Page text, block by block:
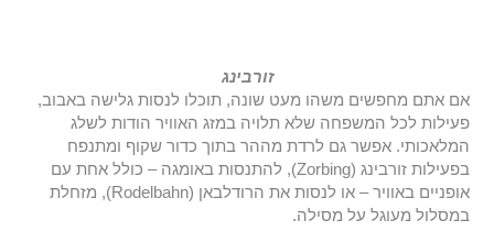
זורבינג
אם אתם מחפשים משהו מעט שונה, תוכלו לנסות גלישה באבוב,
פעילות לכל המשפחה שלא תלויה במזג האוויר הודות לשלג
המלאכותי. אפשר גם לרדת מההר בתוך כדור שקוף ומתנפח
בפעילות זורבינג (Zorbing), להתנסות באומגה – כולל אחת עם
אופניים באוויר – או לנסות את הרודלבאן (Rodelbahn), מזחלת
במסלול מעוגל על מסילה.